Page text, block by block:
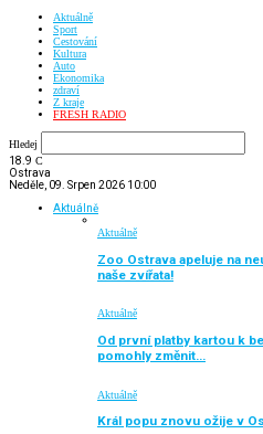
Aktuálně
Sport
Cestování
Kultura
Auto
Ekonomika
zdraví
Z kraje
FRESH RADIO
Hledej
18.9 C
Ostrava
Neděle, 09. Srpen 2026 10:00
Aktuálně
Aktuálně
Zoo Ostrava apeluje na
naše zvířata!
Aktuálně
Od první platby kartou k
pomohly změnit…
Aktuálně
Král popu znovu ožije v